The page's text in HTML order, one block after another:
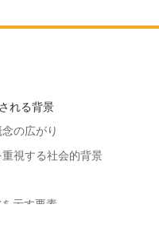
れる背景
の広がり
視する社会的背景
示す要素
任を示す要素